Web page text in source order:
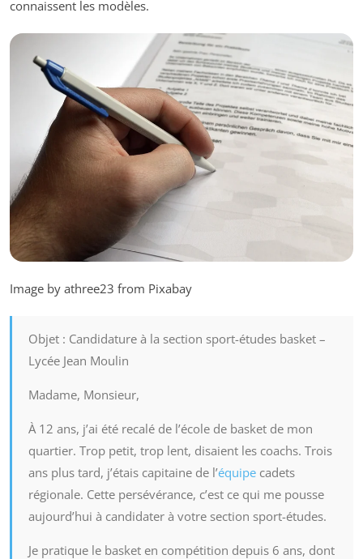
connaissent les modèles.
Image by athree23 from Pixabay
Objet : Candidature à la section sport-études basket –
Lycée Jean Moulin
Madame, Monsieur,
À 12 ans, j’ai été recalé de l’école de basket de mon
quartier. Trop petit, trop lent, disaient les coachs. Trois
ans plus tard, j’étais capitaine de l’équipe cadets
régionale. Cette persévérance, c’est ce qui me pousse
aujourd’hui à candidater à votre section sport-études.
Je pratique le basket en compétition depuis 6 ans, dont